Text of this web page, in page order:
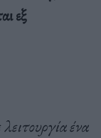
εξ
ένα